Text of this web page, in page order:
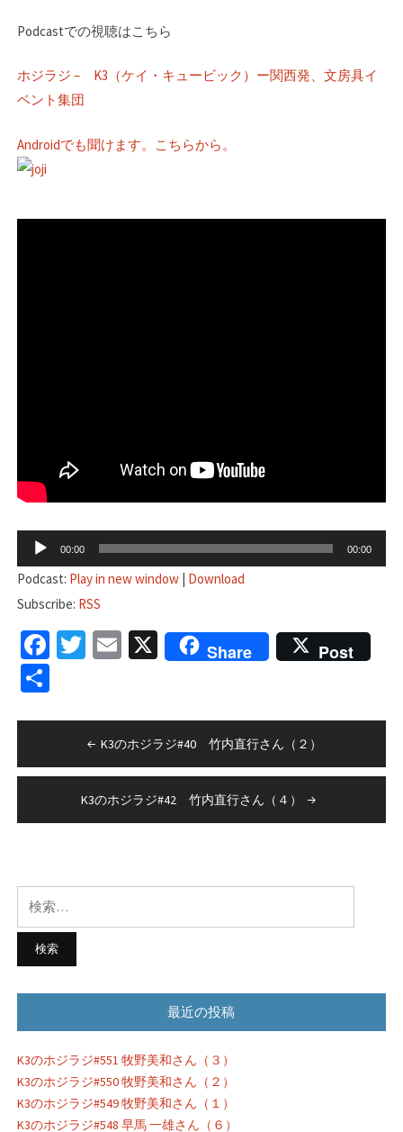
Podcastでの視聴はこちら
ホジラジ – K3（ケイ・キュービック）ー関西発、文房具イ
ベント集団
Androidでも聞けます。こちらから。
声
レ
ー
ヤ
ー
00:00 00:00
Podcast: Play in new window| Download
Subscribe: RSS
Facebook
Twitter
Email
X Share Post
共
稿
ビ
ー
シ
ョ
ン
K3のホジラジ#40 竹内直行さん（２）
K3のホジラジ#42 竹内直行さん（４）
索:
最近の投稿
K3のホジラジ#551 牧野美和さん（３）
K3のホジラジ#550 牧野美和さん（２）
K3のホジラジ#549 牧野美和さん（１）
K3のホジラジ#548 早馬 一雄さん（６）